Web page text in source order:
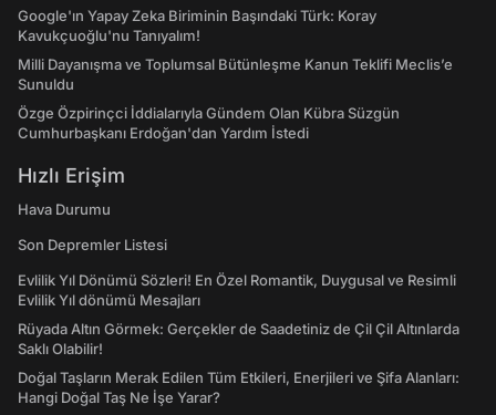
Google'ın Yapay Zeka Biriminin Başındaki Türk: Koray
Kavukçuoğlu'nu Tanıyalım!
Milli Dayanışma ve Toplumsal Bütünleşme Kanun Teklifi Meclis’e
Sunuldu
Özge Özpirinçci İddialarıyla Gündem Olan Kübra Süzgün
Cumhurbaşkanı Erdoğan'dan Yardım İstedi
Hızlı Erişim
Hava Durumu
Son Depremler Listesi
Evlilik Yıl Dönümü Sözleri! En Özel Romantik, Duygusal ve Resimli
Evlilik Yıl dönümü Mesajları
Rüyada Altın Görmek: Gerçekler de Saadetiniz de Çil Çil Altınlarda
Saklı Olabilir!
Doğal Taşların Merak Edilen Tüm Etkileri, Enerjileri ve Şifa Alanları:
Hangi Doğal Taş Ne İşe Yarar?